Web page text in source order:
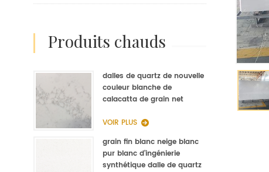
produits chauds
dalles de quartz de nouvelle
couleur blanche de
calacatta de grain net
de quartz de cuisine
VOIR PLUS
grain fin blanc neige blanc
pur blanc d'ingénierie
synthétique dalle de quartz